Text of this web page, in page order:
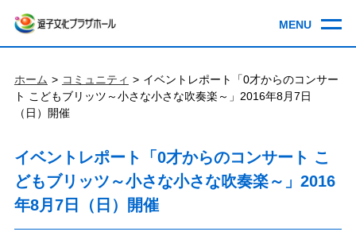
ホーム コミュニティ
イベントレポート「0才からのコンサー
ト こどもブリッツ～小さな小さな吹奏楽～」2016年8月7日
（日）開催
イベントレポート「0才からのコンサート こ
どもブリッツ～小さな小さな吹奏楽～」2016
年8月7日（日）開催